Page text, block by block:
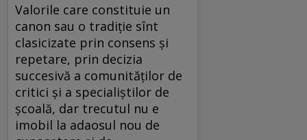
Valorile care constituie un
canon sau o tradiție sînt
clasicizate prin consens și
repetare, prin decizia
succesivă a comunităților de
critici și a specialiștilor de
școală, dar trecutul nu e
imobil la adaosul nou de